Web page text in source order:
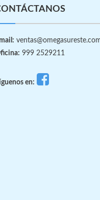
999 2529211
en: